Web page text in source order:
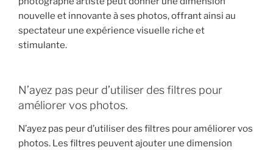
nouvelle et innovante à ses photos, offrant ainsi au
spectateur une expérience visuelle riche et
stimulante.
N’ayez pas peur d’utiliser des filtres pour
améliorer vos photos.
N’ayez pas peur d’utiliser des filtres pour améliorer vos
photos. Les filtres peuvent ajouter une dimension